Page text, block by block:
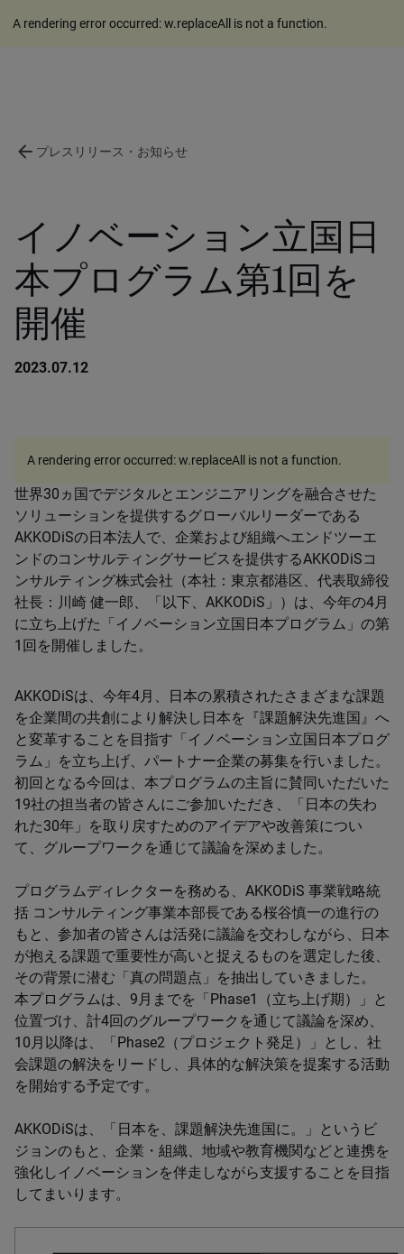
A rendering error occurred:w.replaceAll is not a function.
arrow_back プレスリリース・お知らせ
イノベーション立国日
本プログラム第1回を
開催
2023.07.12
世界30ヵ国でデジタルとエンジニアリングを融合させた
ソリューションを提供するグローバルリーダーである
AKKODiSの日本法人で、企業および組織へエンドツーエ
ンドのコンサルティングサービスを提供するAKKODiSコ
ンサルティング株式会社（本社：東京都港区、代表取締役
社長：川崎 健一郎、「以下、AKKODiS」）は、今年の4月
に立ち上げた「イノベーション立国日本プログラム」の第
1回を開催しました。
AKKODiSは、今年4月、日本の累積されたさまざまな課題
を企業間の共創により解決し日本を『課題解決先進国』へ
と変革することを目指す「イノベーション立国日本プログ
ラム」を立ち上げ、パートナー企業の募集を行いました。
初回となる今回は、本プログラムの主旨に賛同いただいた
19社の担当者の皆さんにご参加いただき、「日本の失わ
れた30年」を取り戻すためのアイデアや改善策につい
て、グループワークを通じて議論を深めました。
プログラムディレクターを務める、AKKODiS 事業戦略統
括 コンサルティング事業本部長である桜谷慎一の進行の
もと、参加者の皆さんは活発に議論を交わしながら、日本
が抱える課題で重要性が高いと捉えるものを選定した後、
その背景に潜む「真の問題点」を抽出していきました。
本プログラムは、9月までを「Phase1（立ち上げ期）」と
位置づけ、計4回のグループワークを通じて議論を深め、
10月以降は、「Phase2（プロジェクト発足）」とし、社
会課題の解決をリードし、具体的な解決策を提案する活動
を開始する予定です。
AKKODiSは、「日本を、課題解決先進国に。」というビ
ジョンのもと、企業・組織、地域や教育機関などと連携を
強化しイノベーションを伴走しながら支援することを目指
してまいります。
A rendering error occurred:w.replaceAll is not a function.